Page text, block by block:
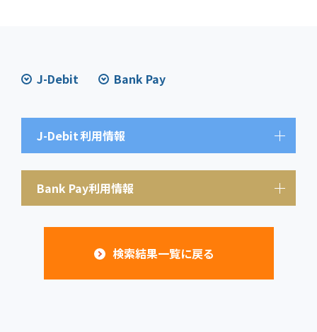
J-Debit Bank Pay
J-Debit利用情報
Bank Pay利用情報
検索結果一覧に戻る